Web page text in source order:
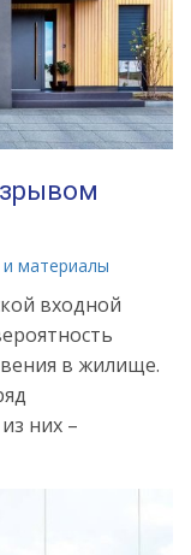
материалы
входной
в жилище.
них –